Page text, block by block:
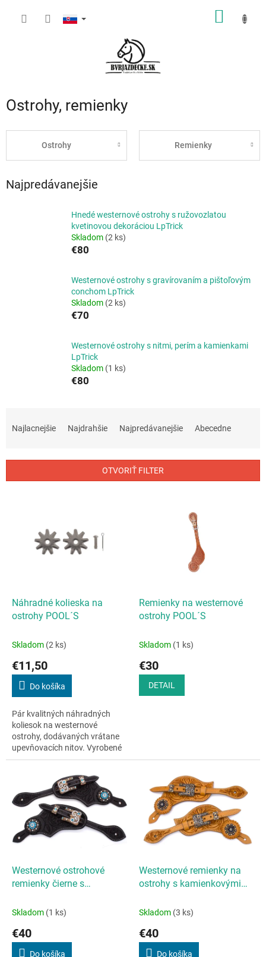
Ostrohy, remienky
Ostrohy Remienky
Najpredávanejšie
Hnedé westernové ostrohy s ružovozlatou
kvetinovou dekoráciou LpTrick
Skladom (2 ks)
€80
Westernové ostrohy s gravírovaním a pištoľovým
conchom LpTrick
Skladom (2 ks)
€70
Westernové ostrohy s nitmi, perím a kamienkami
LpTrick
Skladom (1 ks)
€80
i
Najlacnejšie Najdrahšie Najpredávanejšie Abecedne
OTVORIŤ FILTER
Náhradné kolieska na
ostrohy POOL´S
Skladom (2 ks)
€11,50
Do košíka
Pár kvalitných náhradných
koliesok na westernové
ostrohy, dodávaných vrátane
upevňovacích nitov. Vyrobené
zo 100 % nehrdzavejúcej ocele,
Remienky na westernové
ostrohy POOL´S
Skladom (1 ks)
€30
DETAIL
Westernové ostrohové
remienky čierne s
končami a zdobenými
Skladom (1 ks)
€40
Do košíka
Westernové remienky na
ostrohy s kamienkovými
prackami
Skladom (3 ks)
€40
Do košíka